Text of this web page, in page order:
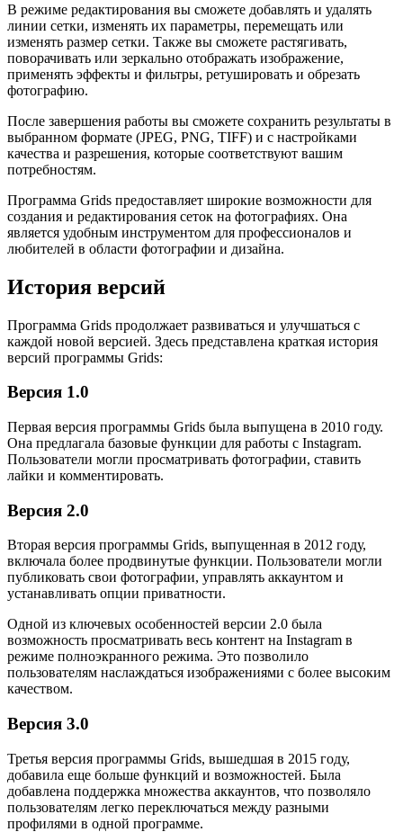
В режиме редактирования вы сможете добавлять и удалять
линии сетки, изменять их параметры, перемещать или
изменять размер сетки. Также вы сможете растягивать,
поворачивать или зеркально отображать изображение,
применять эффекты и фильтры, ретушировать и обрезать
фотографию.
После завершения работы вы сможете сохранить результаты в
выбранном формате (JPEG, PNG, TIFF) и с настройками
качества и разрешения, которые соответствуют вашим
потребностям.
Программа Grids предоставляет широкие возможности для
создания и редактирования сеток на фотографиях. Она
является удобным инструментом для профессионалов и
любителей в области фотографии и дизайна.
История версий
Программа Grids продолжает развиваться и улучшаться с
каждой новой версией. Здесь представлена краткая история
версий программы Grids:
Версия 1.0
Первая версия программы Grids была выпущена в 2010 году.
Она предлагала базовые функции для работы с Instagram.
Пользователи могли просматривать фотографии, ставить
лайки и комментировать.
Версия 2.0
Вторая версия программы Grids, выпущенная в 2012 году,
включала более продвинутые функции. Пользователи могли
публиковать свои фотографии, управлять аккаунтом и
устанавливать опции приватности.
Одной из ключевых особенностей версии 2.0 была
возможность просматривать весь контент на Instagram в
режиме полноэкранного режима. Это позволило
пользователям наслаждаться изображениями с более высоким
качеством.
Версия 3.0
Третья версия программы Grids, вышедшая в 2015 году,
добавила еще больше функций и возможностей. Была
добавлена поддержка множества аккаунтов, что позволяло
пользователям легко переключаться между разными
профилями в одной программе.